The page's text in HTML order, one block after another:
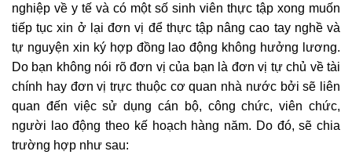
nghiệp về y tế và có một số sinh viên thực tập xong muốn
tiếp tục xin ở lại đơn vị để thực tập nâng cao tay nghề và
tự nguyện xin ký hợp đồng lao động không hưởng lương.
Do bạn không nói rõ đơn vị của bạn là đơn vị tự chủ về tài
chính hay đơn vị trực thuộc cơ quan nhà nước bởi sẽ liên
quan đến việc sử dụng cán bộ, công chức, viên chức,
người lao động theo kế hoạch hàng năm. Do đó, sẽ chia
trường hợp như sau: